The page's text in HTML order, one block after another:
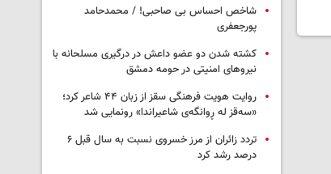
شاخص احساس بی صاحبی! / محمدحامد
پورجعفری
کشته شدن دو عضو داعش در درگیری مسلحانه با
نیروهای امنیتی در حومه دمشق
روایت هویت فرهنگی سقز از زبان ۴۴ شاعر کرد؛
«سەقز له ڕوانگەی شاعیراندا» رونمایی شد
تردد زائران از مرز خسروی نسبت به سال قبل ۶
درصد رشد کرد